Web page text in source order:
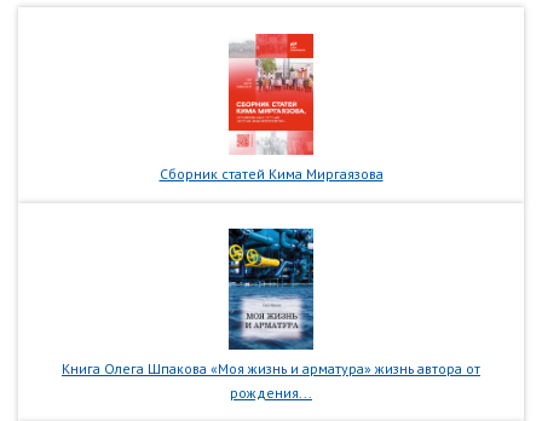
Сборник статей Кима Миргаязова
Книга Олега Шпакова «Моя жизнь и арматура» жизнь автора от
рождения...